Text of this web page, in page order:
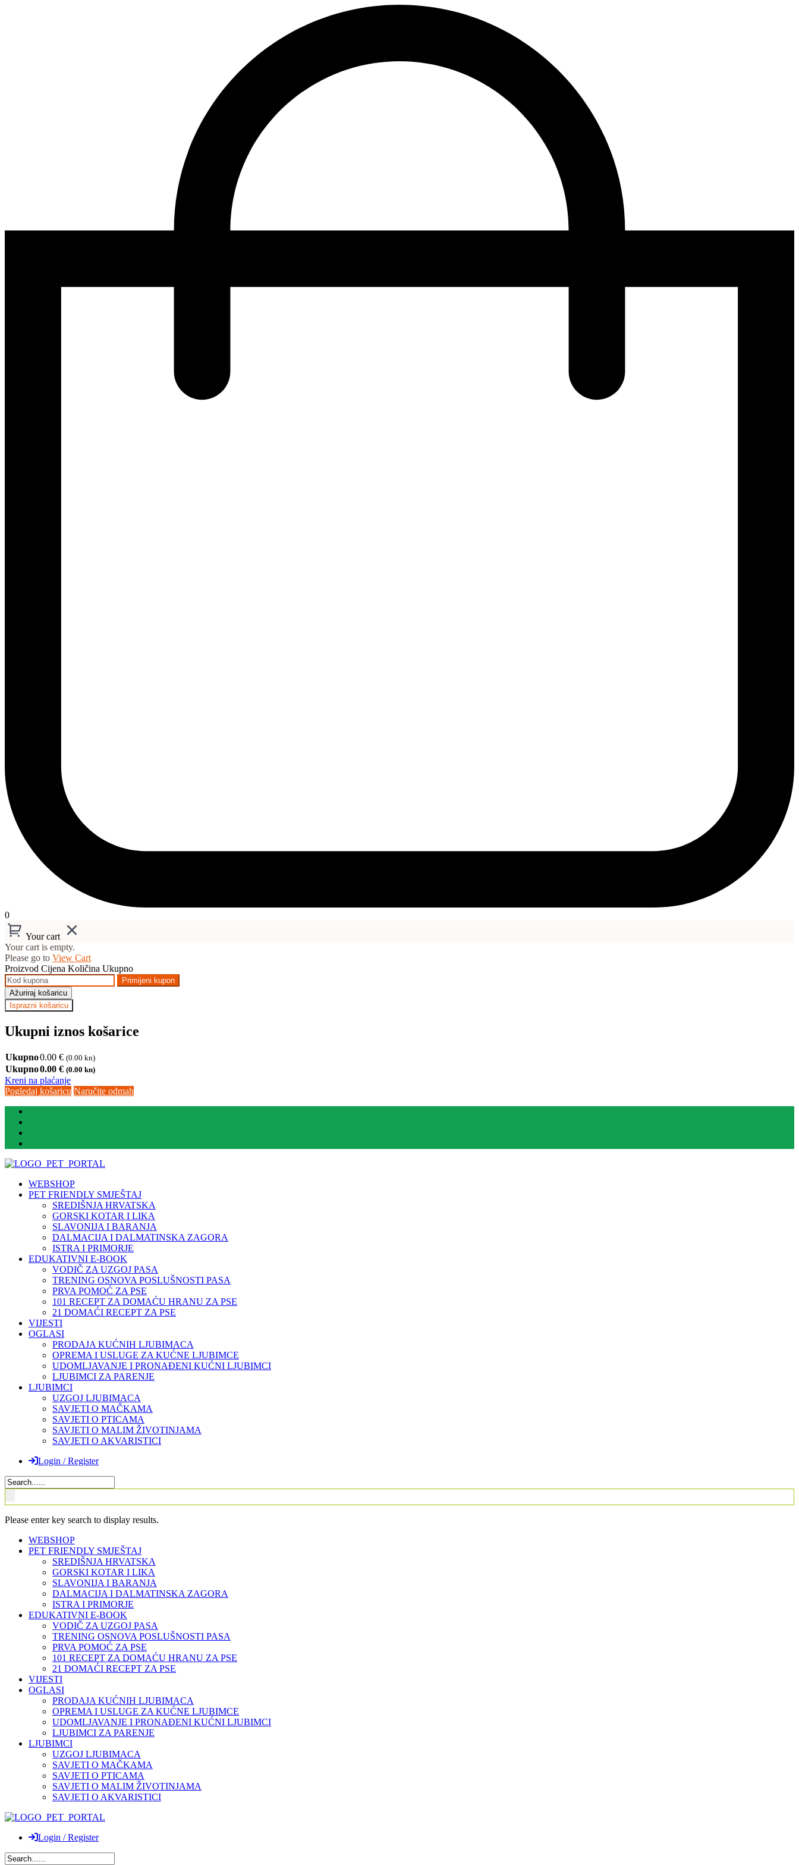
0
Your cart
Your cart is empty.
Please go to View Cart
Proizvod Cijena Količina Ukupno
Primijeni kupon
Ažuriraj košaricu
Isprazni košaricu
Ukupni iznos košarice
Ukupno0.00 € (0.00 kn)
Ukupno0.00 € (0.00 kn)
Kreni na plaćanje
Pogledaj košaricu Naručite odmah
WEBSHOP
PET FRIENDLY SMJEŠTAJ
SREDIŠNJA HRVATSKA
GORSKI KOTAR I LIKA
SLAVONIJA I BARANJA
DALMACIJA I DALMATINSKA ZAGORA
ISTRA I PRIMORJE
EDUKATIVNI E-BOOK
VODIČ ZA UZGOJ PASA
TRENING OSNOVA POSLUŠNOSTI PASA
PRVA POMOĆ ZA PSE
101 RECEPT ZA DOMAĆU HRANU ZA PSE
21 DOMAĆI RECEPT ZA PSE
VIJESTI
OGLASI
PRODAJA KUĆNIH LJUBIMACA
OPREMA I USLUGE ZA KUĆNE LJUBIMCE
UDOMLJAVANJE I PRONAĐENI KUĆNI LJUBIMCI
LJUBIMCI ZA PARENJE
LJUBIMCI
UZGOJ LJUBIMACA
SAVJETI O MAČKAMA
SAVJETI O PTICAMA
SAVJETI O MALIM ŽIVOTINJAMA
SAVJETI O AKVARISTICI
Login / Register
Please enter key search to display results.
WEBSHOP
PET FRIENDLY SMJEŠTAJ
SREDIŠNJA HRVATSKA
GORSKI KOTAR I LIKA
SLAVONIJA I BARANJA
DALMACIJA I DALMATINSKA ZAGORA
ISTRA I PRIMORJE
EDUKATIVNI E-BOOK
VODIČ ZA UZGOJ PASA
TRENING OSNOVA POSLUŠNOSTI PASA
PRVA POMOĆ ZA PSE
101 RECEPT ZA DOMAĆU HRANU ZA PSE
21 DOMAĆI RECEPT ZA PSE
VIJESTI
OGLASI
PRODAJA KUĆNIH LJUBIMACA
OPREMA I USLUGE ZA KUĆNE LJUBIMCE
UDOMLJAVANJE I PRONAĐENI KUĆNI LJUBIMCI
LJUBIMCI ZA PARENJE
LJUBIMCI
UZGOJ LJUBIMACA
SAVJETI O MAČKAMA
SAVJETI O PTICAMA
SAVJETI O MALIM ŽIVOTINJAMA
SAVJETI O AKVARISTICI
Login / Register